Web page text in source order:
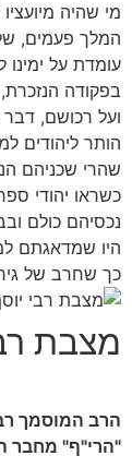
מי שהיה
המלך פעמים,
עומדת על ימינו
בפקודה
ועל רכושם, דבר
הותר ליהודים
שהרי שכניהם
כשראו יהודי
נכסיהם כולם
היו שמדאגתם
כך שחרב של
מצבת
הרב המוסמך
"הרי"ף" מחבר